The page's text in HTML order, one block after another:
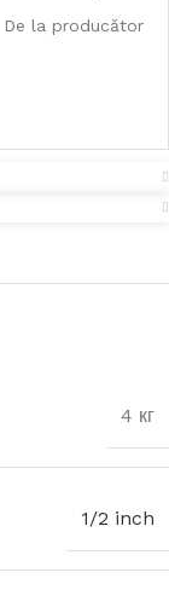
De la producător
4 кг
1/2 inch